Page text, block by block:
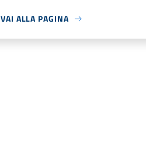
VAI ALLA PAGINA